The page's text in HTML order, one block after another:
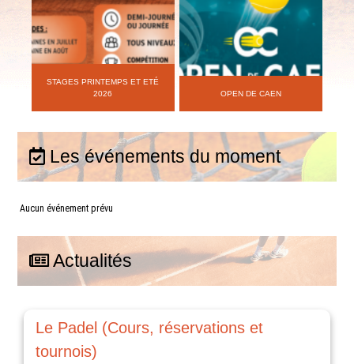
STAGES PRINTEMPS ET ETÉ
2026
OPEN DE CAEN
Les événements du moment
Aucun événement prévu
Actualités
Le Padel (Cours, réservations et
tournois)